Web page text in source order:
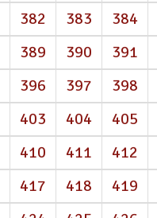
382 383 384
389 390 391
396 397 398
403 404 405
410 411 412
417 418 419